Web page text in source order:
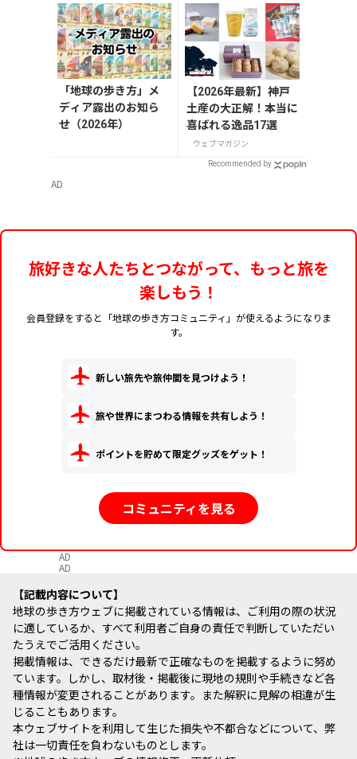
「地球の歩き方」メ
ディア露出のお知ら
せ（2026年）
【2026年最新】神戸
土産の大正解！本当に
喜ばれる逸品17選
ウェブマガジン
Recommended by
AD
旅好きな人たちとつながって、もっと旅を
楽しもう！
会員登録をすると「地球の歩き方コミュニティ」が使えるようになりま
す。
新しい旅先や旅仲間を見つけよう！
旅や世界にまつわる情報を共有しよう！
ポイントを貯めて限定グッズをゲット！
コミュニティを見る
AD
AD
記載内容について
地球の歩き方ウェブに掲載されている情報は、ご利用の際の状況
に適しているか、すべて利用者ご自身の責任で判断していただい
たうえでご活用ください。
掲載情報は、できるだけ最新で正確なものを掲載するように努め
ています。しかし、取材後・掲載後に現地の規則や手続きなど各
種情報が変更されることがあります。また解釈に見解の相違が生
じることもあります。
本ウェブサイトを利用して生じた損失や不都合などについて、弊
社は一切責任を負わないものとします。